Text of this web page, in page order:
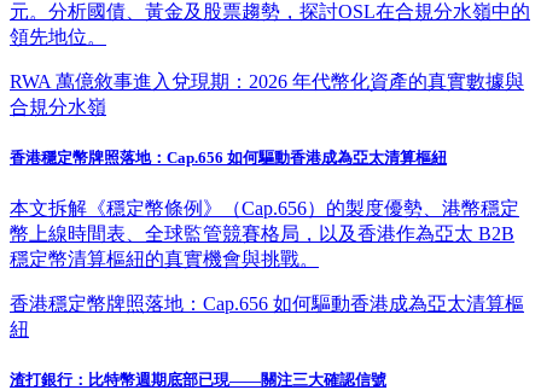
元。分析國債、黃金及股票趨勢，探討OSL在合規分水嶺中的
領先地位。
RWA 萬億敘事進入兌現期：2026 年代幣化資產的真實數據與
合規分水嶺
香港穩定幣牌照落地：Cap.656 如何驅動香港成為亞太清算樞紐
本文拆解《穩定幣條例》（Cap.656）的製度優勢、港幣穩定
幣上線時間表、全球監管競賽格局，以及香港作為亞太 B2B
穩定幣清算樞紐的真實機會與挑戰。
香港穩定幣牌照落地：Cap.656 如何驅動香港成為亞太清算樞
紐
渣打銀行：比特幣週期底部已現——關注三大確認信號